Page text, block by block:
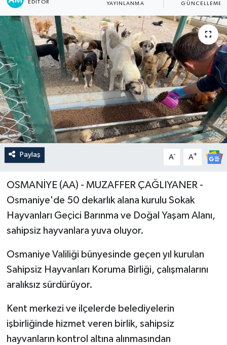
EDITÖR YAYINLANMA GÜNCELLEME
Paylaş A- A+
OSMANİYE (AA) - MUZAFFER ÇAĞLIYANER -
Osmaniye'de 50 dekarlık alana kurulu Sokak
Hayvanları Geçici Barınma ve Doğal Yaşam Alanı,
sahipsiz hayvanlara yuva oluyor.
Osmaniye Valiliği bünyesinde geçen yıl kurulan
Sahipsiz Hayvanları Koruma Birliği, çalışmalarını
aralıksız sürdürüyor.
Kent merkezi ve ilçelerde belediyelerin
işbirliğinde hizmet veren birlik, sahipsiz
hayvanların kontrol altına alınmasından